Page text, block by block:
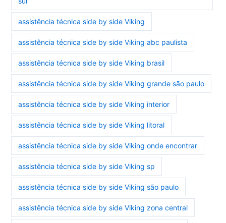
assistência técnica side by side Viking
assistência técnica side by side Viking abc paulista
assistência técnica side by side Viking brasil
assistência técnica side by side Viking grande são paulo
assistência técnica side by side Viking interior
assistência técnica side by side Viking litoral
assistência técnica side by side Viking onde encontrar
assistência técnica side by side Viking sp
assistência técnica side by side Viking são paulo
assistência técnica side by side Viking zona central